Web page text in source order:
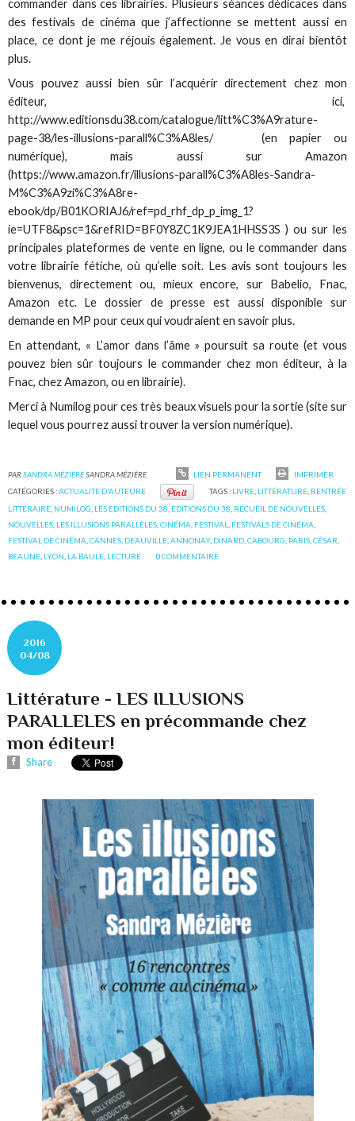
commander dans ces librairies. Plusieurs séances dédicaces dans
des festivals de cinéma que j’affectionne se mettent aussi en
place, ce dont je me réjouis également. Je vous en dirai bientôt
plus.
Vous pouvez aussi bien sûr l’acquérir directement chez mon
éditeur, ici,
http://www.editionsdu38.com/catalogue/litt%C3%A9rature-
page-38/les-illusions-parall%C3%A8les/ (en papier ou
numérique), mais aussi sur Amazon
(https://www.amazon.fr/illusions-parall%C3%A8les-Sandra-
M%C3%A9zi%C3%A8re-
ebook/dp/B01KORIAJ6/ref=pd_rhf_dp_p_img_1?
ie=UTF8&psc=1&refRID=BF0Y8ZC1K9JEA1HHSS3S ) ou sur les
principales plateformes de vente en ligne, ou le commander dans
votre librairie fétiche, où qu’elle soit. Les avis sont toujours les
bienvenus, directement ou, mieux encore, sur Babelio, Fnac,
Amazon etc. Le dossier de presse est aussi disponible sur
demande en MP pour ceux qui voudraient en savoir plus.
En attendant, « L’amor dans l’âme » poursuit sa route (et vous
pouvez bien sûr toujours le commander chez mon éditeur, à la
Fnac, chez Amazon, ou en librairie).
Merci à Numilog pour ces très beaux visuels pour la sortie (site sur
lequel vous pourrez aussi trouver la version numérique).
PARSANDRA MÉZIÈRESANDRA MÉZIÈRE LIEN PERMANENT
IMPRIMER
CATÉGORIES :ACTUALITE D'AUTEURE TAGS : LIVRE, LITTÉRATURE, RENTRÉE
LITTÉRAIRE NUMILOG LES EDITIONS DU 38 EDITIONS DU 38 RECUEIL DE NOUVELLES
NOUVELLES LES ILLUSIONS PARALLÈLES ,CINÉMA FESTIVAL FESTIVALS DE CINÉMA
FESTIVAL DE CINÉMA ,CANNES DEAUVILLE ,ANNONAY, DINARD ,CABOURG PARIS ,CÉSAR
BEAUNE LYON LA BAULE LECTURE 0COMMENTAIRE
2016
04/08
Littérature - LES ILLUSIONS
PARALLELES en précommande chez
mon éditeur!
Share